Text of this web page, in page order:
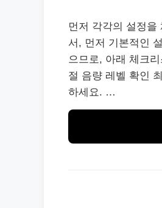
먼저 각각의 설정
서, 먼저 기본적인
으므로, 아래 체크
절 음량 레벨 확인
하세요. …